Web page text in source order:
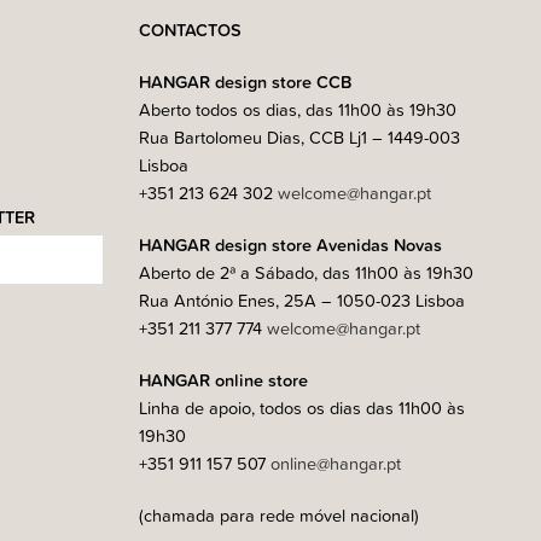
CONTACTOS
HANGAR design store CCB
Aberto todos os dias, das 11h00 às 19h30
Rua Bartolomeu Dias, CCB Lj1 – 1449-003
Lisboa
+351 213 624 302welcome@hangar.pt
HANGAR design store Avenidas Novas
Aberto de 2ª a Sábado, das 11h00 às 19h30
Rua António Enes, 25A – 1050-023 Lisboa
+351 211 377 774welcome@hangar.pt
HANGAR online store
Linha de apoio, todos os dias das 11h00 às
19h30
+351 911 157 507online@hangar.pt
(chamada para rede móvel nacional)